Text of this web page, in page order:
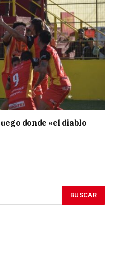
donde «el diablo